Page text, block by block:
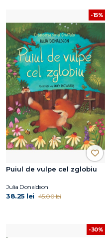
-15%
Puiul de vulpe cel zglobiu
Julia Donaldson
38.25 lei 45.00 lei
-30%